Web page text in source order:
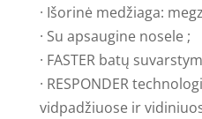
· Išorinė medžiaga:
· Su apsaugine nosele ;
· FASTER batų
· RESPONDER
vidpadžiuose ir